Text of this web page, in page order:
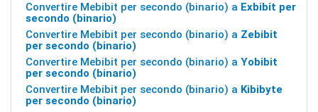
Convertire Mebibit per secondo (binario) a Exbibit per
secondo (binario)
Convertire Mebibit per secondo (binario) a Zebibit
per secondo (binario)
Convertire Mebibit per secondo (binario) a Yobibit
per secondo (binario)
Convertire Mebibit per secondo (binario) a Kibibyte
per secondo (binario)